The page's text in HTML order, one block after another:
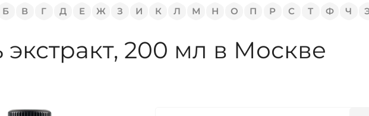
Б В Г Д Е Ж З И К Л М Н О П Р С Т Ф Ч
200 мл в Москве